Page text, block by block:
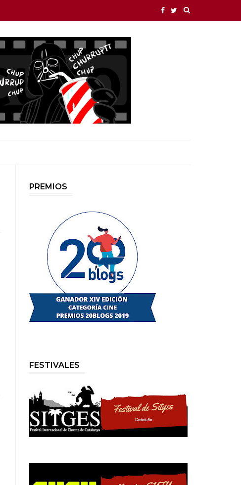
PREMIOS
FESTIVALES